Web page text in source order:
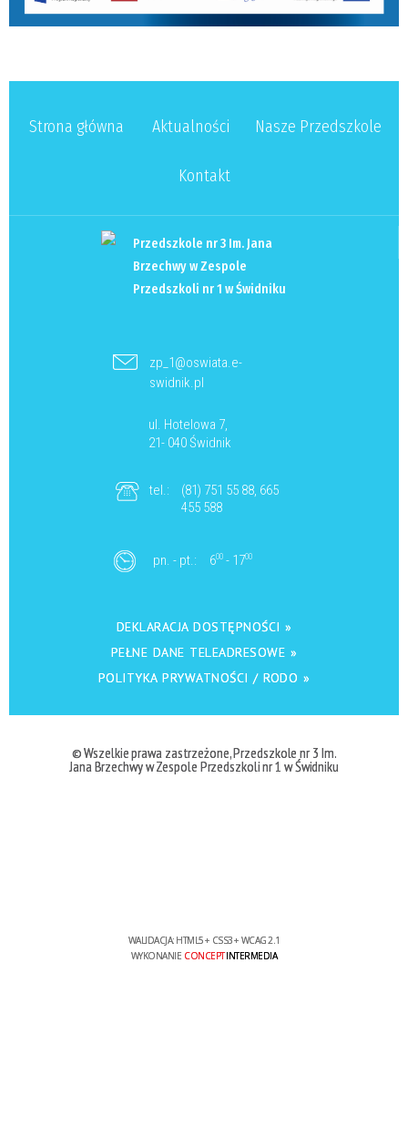
Strona główna Aktualności Nasze Przedszkole
Kontakt
Przedszkole nr 3 Im. Jana
Brzechwy w Zespole
Przedszkoli nr 1 w Świdniku
zp_1@oswiata.e-
swidnik.pl
ul. Hotelowa 7,
21- 040 Świdnik
tel.:
(81) 751 55 88, 665
455 588
pn. - pt.: 600 - 1700
DEKLARACJA DOSTĘPNOŚCI »
PEŁNE DANE TELEADRESOWE »
POLITYKA PRYWATNOŚCI / RODO »
© Wszelkie prawa zastrzeżone, Przedszkole nr 3 Im.
Jana Brzechwy w Zespole Przedszkoli nr 1 w Świdniku
WALIDACJA: HTML5+ CSS3+ WCAG 2.1
WYKONANIE CONCEPTINTERMEDIA